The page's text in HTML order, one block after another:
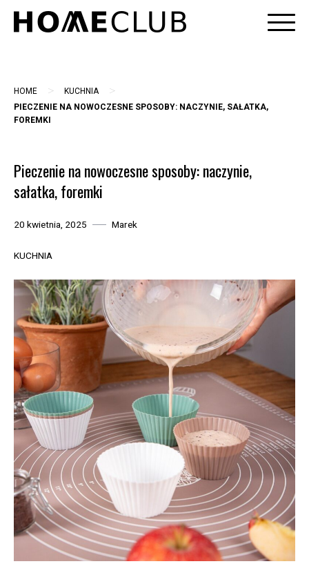
Skip
HOME > KUCHNIA >
PIECZENIE NA NOWOCZESNE SPOSOBY: NACZYNIE, SAŁATKA,
FOREMKI
Pieczenie na nowoczesne sposoby: naczynie,
sałatka, foremki
20 kwietnia, 2025 Marek
KUCHNIA